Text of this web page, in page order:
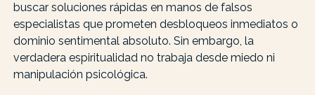
buscar soluciones rápidas en manos de falsos
especialistas que prometen desbloqueos inmediatos o
dominio sentimental absoluto. Sin embargo, la
verdadera espiritualidad no trabaja desde miedo ni
manipulación psicológica.